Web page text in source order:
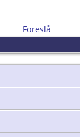
Foreslå